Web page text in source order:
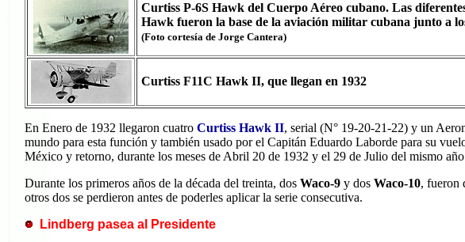
Curtiss P-6S Hawk del Cuerpo Aéreo cubano. Las
Hawk fueron la base de la aviación militar cubana junto a
(Foto cortesía de Jorge Cantera)
Curtiss F11C Hawk II, que llegan en 1932
En Enero de 1932 llegaron cuatroCurtiss Hawk II, serial (N° 19-20-21-22) y un
mundo para esta función y también usado por el Capitán Eduardo Laborde para su
México y retorno, durante los meses de Abril 20 de 1932 y el 29 de Julio del mismo
Durante los primeros años de la década del treinta, dosWaco-9 y dosWaco-10, fueron
otros dos se perdieron antes de poderles aplicar la serie consecutiva.
Lindberg pasea al Presidente